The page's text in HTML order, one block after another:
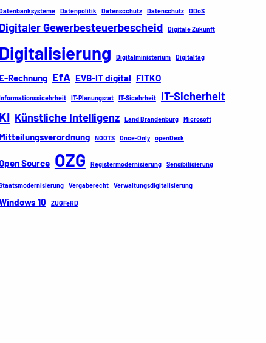
Datenpolitik Datenscchutz Datenschutz DDoS
Digitaler Gewerbesteuerbescheid Digitale Zukunft
Digitalisierung Digitalministerium Digitaltag
E-Rechnung EfA EVB-IT digital FITKO
IT-Planungsrat IT-Sicehrheit IT-Sicherheit
KI Künstliche Intelligenz Land Brandenburg Microsoft
Mitteilungsverordnung NOOTS Once-Only openDesk
Source OZG Registermodernisierung Sensibilisierung
Vergaberecht Verwaltungsdigitalisierung
10 ZUGFeRD